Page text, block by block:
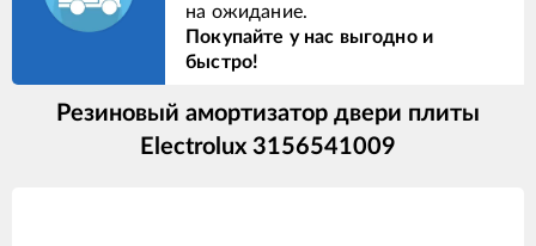
на ожидание.
Покупайте у нас выгодно и
быстро!
Резиновый амортизатор двери плиты
Electrolux 3156541009